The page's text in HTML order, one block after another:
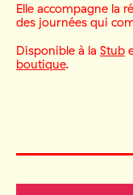
Elle accompagne la
des journées qui
Disponible à la Stub
boutique.